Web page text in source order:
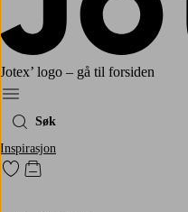
Jotex’ logo – gå til forsiden
Meny
Søk
Inspirasjon
Gå til favorittmerkede produkter
Gå til handlekurven